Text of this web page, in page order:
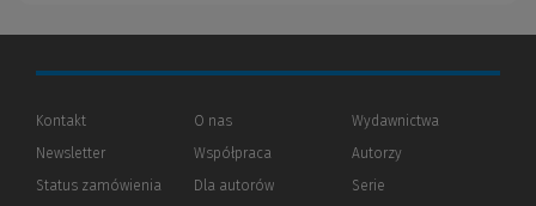
Kontakt
Newsletter
Status zamówienia
O nas
Współpraca
Dla autorów(Nowe
(Link
Wydawnictwa
Autorzy
Serie